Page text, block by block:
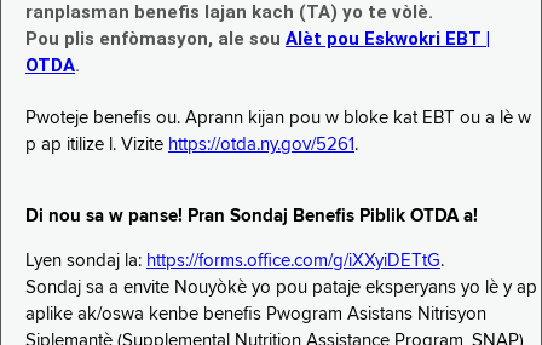
ranplasman benefis lajan kach (TA) yo te vòlè.
Pou plis enfòmasyon, ale sou Alèt pou Eskwokri EBT |
OTDA.
Pwoteje benefis ou. Aprann kijan pou w bloke kat EBT ou a lè w
p ap itilize l. Vizite https://otda.ny.gov/5261 .
Di nou sa w panse! Pran Sondaj Benefis Piblik OTDA a!
Lyen sondaj la: https://forms.office.com/g/iXXyiDETtG.
Sondaj sa a envite Nouyòkè yo pou pataje eksperyans yo lè y ap
aplike ak/oswa kenbe benefis Pwogram Asistans Nitrisyon
Siplemantè (Supplemental Nutrition Assistance Program, SNAP),